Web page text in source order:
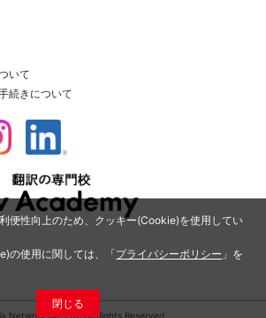
便性向上のため、クッキー(Cookie)を使用してい
の使用に関しては、「プライバシーポリシー 」を
閉じる
いて
続きについて
Network Co.,Ltd. All Rights Reserved.